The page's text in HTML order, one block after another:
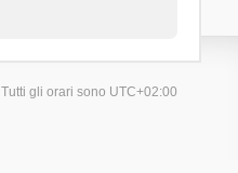
Tutti gli orari sono UTC+02:00